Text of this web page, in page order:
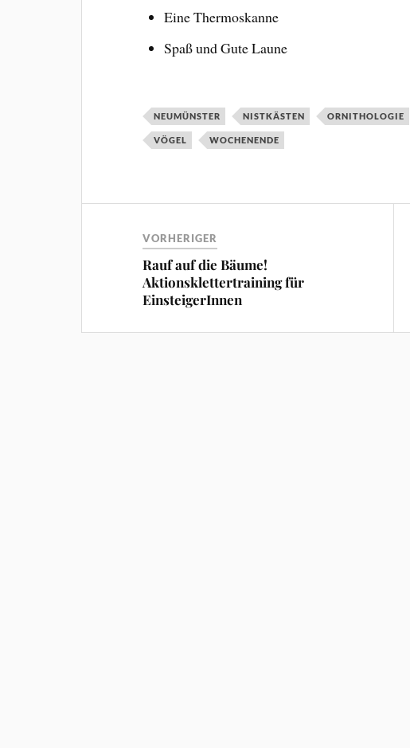
Eine Thermoskanne
Spaß und Gute Laune
NEUMÜNSTER NISTKÄSTEN ORNITHOLOGIE
VÖGEL WOCHENENDE
VORHERIGER
Rauf auf die Bäume!
Aktionsklettertraining für
EinsteigerInnen